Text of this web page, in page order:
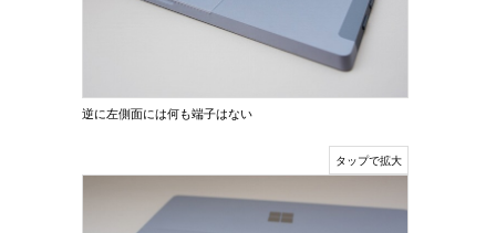
逆に左側面には何も端子はない